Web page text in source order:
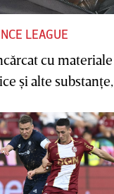
LEAGUE
cu materiale
şi alte substanţe,